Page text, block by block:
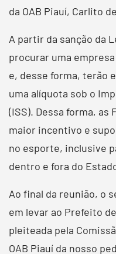
da OAB Piauí, Carlito
A partir da sanção da
procurar uma
e, desse forma, terão
uma alíquota sob o
(ISS). Dessa forma,
maior incentivo e
no esporte, inclusive
dentro e fora do
Ao final da reunião, o
em levar ao Prefeito
pleiteada pela
OAB Piauí da nosso